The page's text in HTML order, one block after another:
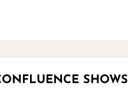
SHOWS